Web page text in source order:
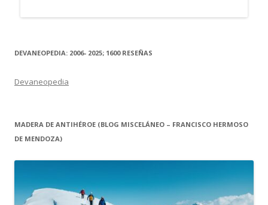
DEVANEOPEDIA: 2006- 2025; 1600 RESEÑAS
Devaneopedia
MADERA DE ANTIHÉROE (BLOG MISCELÁNEO – FRANCISCO HERMOSO
DE MENDOZA)